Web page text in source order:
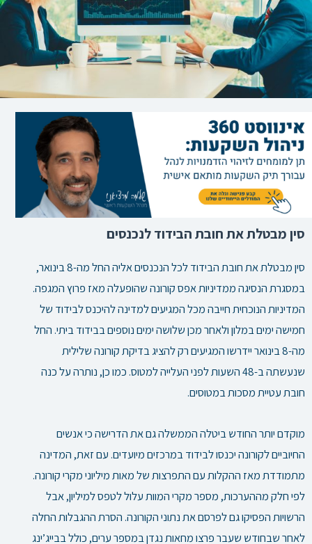
סין מבטלת את חובת הבידוד לנכנסים
סין מבטלת את חובת הבידוד לכל הנכנסים אליה החל מה-8 בינואר,
במסגרת הנסיגה ממדיניות אפס קורונה שהופעלה מאז פרוץ המגפה.
המדיניות הנוכחית חייבה מכל המגיעים למדינה להיכנס לבידוד של
חמישה ימים במלון ולאחר מכן שלושה ימים נוספים בבידוד ביתי. החל
מה-8 בינואר יידרשו המגיעים רק להציג בדיקת קורונה שלילית
שנעשתה ב-48 השעות לפני העלייה למטוס. כמו כן, נותרה על כנה
חובת עטיית מסכות במטוסים.
מוקדם יותר החודש ביטלה הממשלה גם את הדרישה כי אנשים
החיוביים לקורונה יכנסו לבידוד במרכזים מיועדים. עם זאת, המדינה
מתמודדת מאז ההקלות עם התפרצות של מאות מיליוני מקרי קורונה.
לפי חלק מההערכות, מספר מקרי המוות עלול לטפס למיליון, אבל
הרשויות הפסיקו גם לפרסם את נתוני הקורונה. הסרת ההגבלות החלה
לאחר שבחודש שעבר פרצו מחאות נגדן במספר ערים, כולל בבייג’ינג